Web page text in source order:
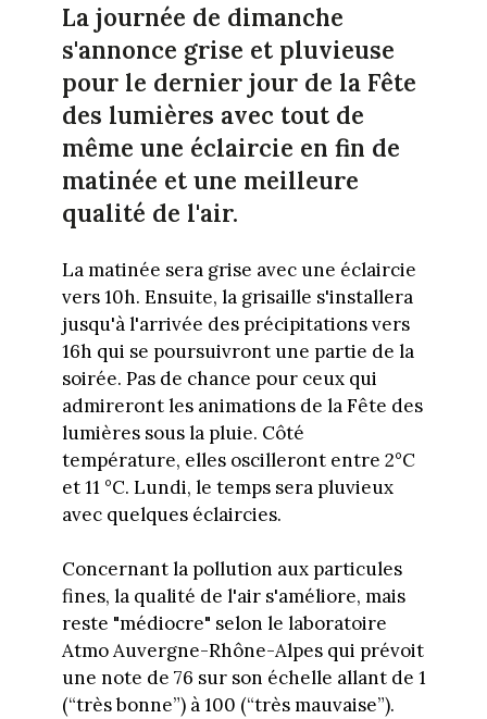
La journée de dimanche
s'annonce grise et pluvieuse
pour le dernier jour de la Fête
des lumières avec tout de
même une éclaircie en fin de
matinée et une meilleure
qualité de l'air.
La matinée sera grise avec une éclaircie
vers 10h. Ensuite, la grisaille s'installera
jusqu'à l'arrivée des précipitations vers
16h qui se poursuivront une partie de la
soirée. Pas de chance pour ceux qui
admireront les animations de la Fête des
lumières sous la pluie. Côté
température, elles oscilleront entre 2°C
et 11 °C. Lundi, le temps sera pluvieux
avec quelques éclaircies.
Concernant la pollution aux particules
fines, la qualité de l'air s'améliore, mais
reste "médiocre" selon le laboratoire
Atmo Auvergne-Rhône-Alpes qui prévoit
une note de 76 sur son échelle allant de 1
(“très bonne”) à 100 (“très mauvaise”).